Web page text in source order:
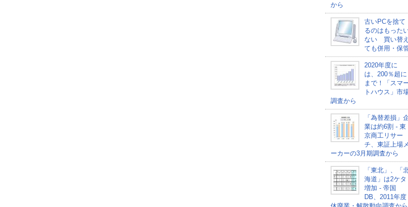
から
古いPCを捨て
るのはもった
ない 買い替え
ても併用・保
2020年度に
は、200％超に
まで！「スマ
トハウス」市
調査から
「為替差損」
業は約6割 - 東
京商工リサー
チ、東証上場メ
ーカーの3月期調査から
「東北」、「
海道」は2ケタ
増加 - 帝国
DB、2011年度